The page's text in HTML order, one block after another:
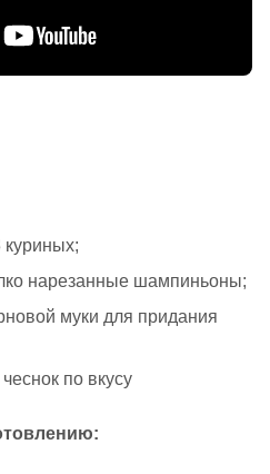
куриных;
нарезанные шампиньоны;
муки для придания
по вкусу